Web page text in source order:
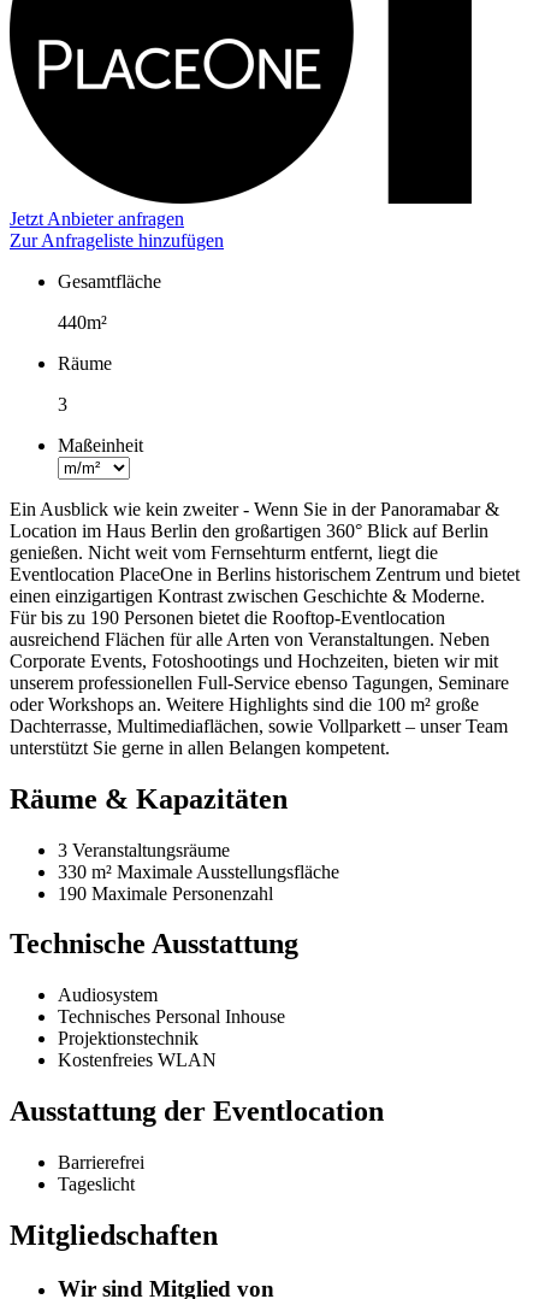
Jetzt Anbieter anfragen
Zur Anfrageliste hinzufügen
Fakten
Gesamtfläche
440m²
Räume
3
Maßeinheit
Ein Ausblick wie kein zweiter - Wenn Sie in der Panoramabar &
Location im Haus Berlin den großartigen 360° Blick auf Berlin
genießen. Nicht weit vom Fernsehturm entfernt, liegt die
Eventlocation PlaceOne in Berlins historischem Zentrum und bietet
einen einzigartigen Kontrast zwischen Geschichte & Moderne.
Für bis zu 190 Personen bietet die Rooftop-Eventlocation
ausreichend Flächen für alle Arten von Veranstaltungen. Neben
Corporate Events, Fotoshootings und Hochzeiten, bieten wir mit
unserem professionellen Full-Service ebenso Tagungen, Seminare
oder Workshops an. Weitere Highlights sind die 100 m² große
Dachterrasse, Multimediaflächen, sowie Vollparkett – unser Team
unterstützt Sie gerne in allen Belangen kompetent.
Räume & Kapazitäten
3 Veranstaltungsräume
330 m² Maximale Ausstellungsfläche
190 Maximale Personenzahl
Technische Ausstattung
Audiosystem
Technisches Personal Inhouse
Projektionstechnik
Kostenfreies WLAN
Ausstattung der Eventlocation
Barrierefrei
Tageslicht
Mitgliedschaften
Wir sind Mitglied von